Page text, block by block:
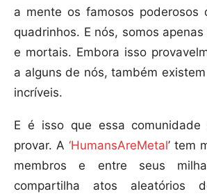
a mente os famosos poderosos
quadrinhos. E nós, somos
e mortais. Embora isso
a alguns de nós, também
incríveis.
E é isso que essa
provar. A ‘HumansAreMetal’ tem
membros e entre seus
compartilha atos aleatórios